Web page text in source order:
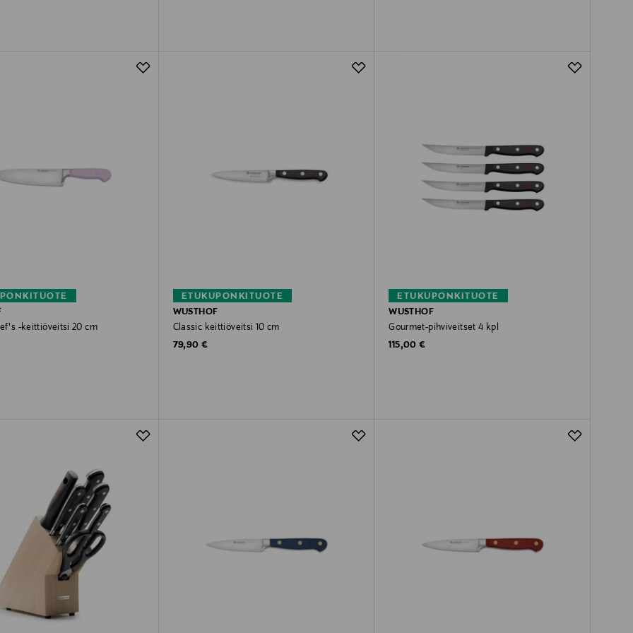
-keittiöveitsi 20 cm
ETUKUPONKITUOTE
WUSTHOF
Classic keittiöveitsi 10 cm
Original Price
79,90 €
ETUKUPONKITUOTE
WUSTHOF
Gourmet-pihviveitset 4 kpl
Original Price
115,00 €